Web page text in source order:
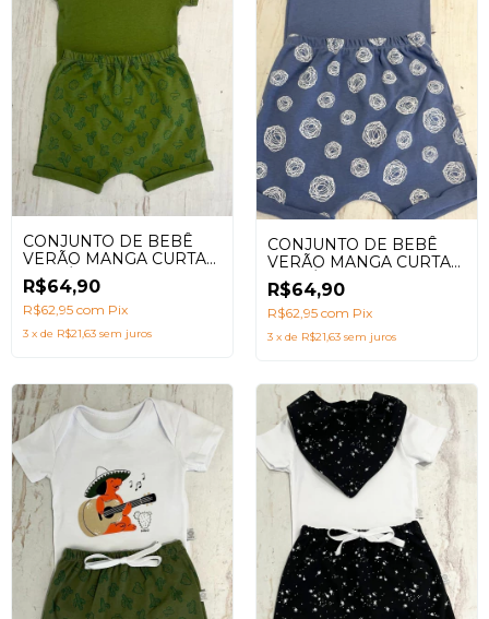
CONJUNTO DE BEBÊ
VERÃO MANGA CURTA
COR ÚNICA VERDE
MILITAR- FRESQUINHO
E CONFORTÁVEL
R$64,90
R$62,95 com Pix
3 x de R$21,63 sem juros
CONJUNTO DE BEBÊ
VERÃO MANGA CURTA
COR ÚNICA AZUL-
FRESQUINHO E
CONFORTÁVEL
R$64,90
R$62,95 com Pix
3 x de R$21,63 sem juros